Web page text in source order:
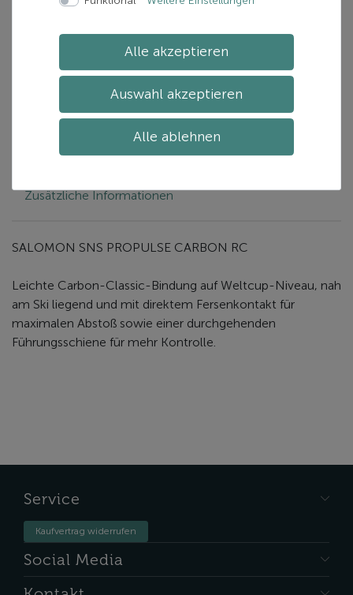
Artikelnummer: L39104600-0887850960186
Hersteller:SALOMON
Zusätzliche Informationen
SALOMON SNS PROPULSE CARBON RC
Leichte Carbon-Classic-Bindung auf Weltcup-Niveau, nah
am Ski liegend und mit direktem Fersenkontakt für
maximalen Abstoß sowie einer durchgehenden
Führungsschiene für mehr Kontrolle.
Service
Kaufvertrag widerrufen
Social Media
Alle akzeptieren
Auswahl akzeptieren
Alle ablehnen